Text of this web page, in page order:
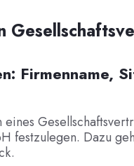
Firmenname,
festzulegen. Dazu